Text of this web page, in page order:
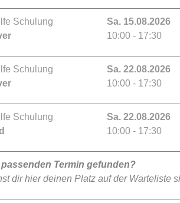
Schulung
Sa. 15.08.2026
10:00 - 17:30
Schulung
Sa. 22.08.2026
10:00 - 17:30
Schulung
Sa. 22.08.2026
10:00 - 17:30
Termin gefunden?
dir hier deinen Platz auf der Warteliste